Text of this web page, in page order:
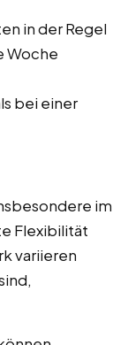
in der Regel
Woche
bei einer
im
Flexibilität
variieren